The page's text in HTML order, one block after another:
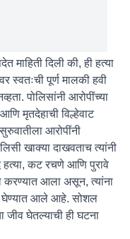
माहिती दिली की, ही हत्या
स्वतःची पूर्ण मालकी हवी
पोलिसांनी आरोपींच्या
मृतदेहाची विल्हेवाट
आरोपींनी
खाक्या दाखवताच त्यांनी
हत्या, कट रचणे आणि पुरावे
करण्यात आला असून, त्यांना
घेण्यात आले आहे. सोशल
जीव घेतल्याची ही घटना